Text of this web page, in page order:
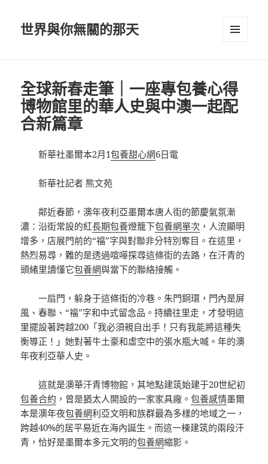
世界與你無關的那天
全球新春走筆｜一座專包養心得
博物館里的華人史與中澳一起配
合新篇章
新華社墨爾本2月1包養甜心網6日電
新華社記者 熊文苑
鄰近春節，澳年夜利亞墨爾本唐人街的節慶氣氛漸
濃：沿街常設的紅長期包養燈籠下包養網單次 ，人流顯明
增多，店展門前的“福”字與對聯非分特別奪目。在這里，
熱烈易尋，難的是透過喧嘩探尋這條街的去路，在汗青的
頭緒里讀懂它包養網與當下的聯絡接觸。
一扇門，躲身于這條街的冷巷。朱門銅環，門內是屏
風、春聯、“福”字和中式留念品。持續往里走，才發明這
里擺設著跨越200「我必須親自出手！只有我能將這種失
衡導正！」她對著牛土豪和虛空中的張水瓶大喊。年的澳
年夜利亞華人史。
這就是澳華汗青博物館，其地點建筑始建于20世紀初
包養合約 ，曾是猶太人開設的一家家具廠。包養感情墨爾
本是澳年夜包養網利亞文明和族群最為多樣的地域之一，
跨越40%的居平易近在海內誕生。而這一棟建筑的兩段汗
青，恰好是墨爾本多元文明的包養網縮影。